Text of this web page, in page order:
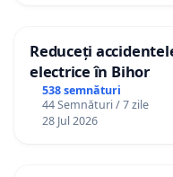
Reduceți
electrice în Bihor
538 semnături
44 Semnături / 7 zile
28 Jul 2026